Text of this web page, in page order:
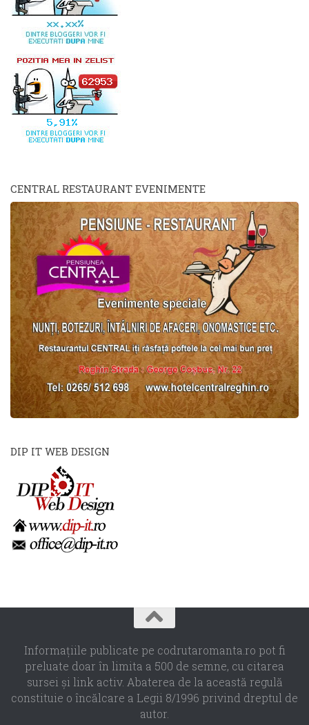
CENTRAL RESTAURANT EVENIMENTE
DIP IT WEB DESIGN
Informaţiile publicate pe codrutaromanta.ro pot fi
preluate doar în limita a 500 de semne, cu citarea
sursei şi link activ. Abaterea de la această regulă
constituie o încălcare a Legii 8/1996 privind dreptul de
autor.